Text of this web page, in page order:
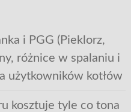
i PGG (Pieklorz,
różnice w spalaniu i
użytkowników kotłów
kosztuje tyle co tona